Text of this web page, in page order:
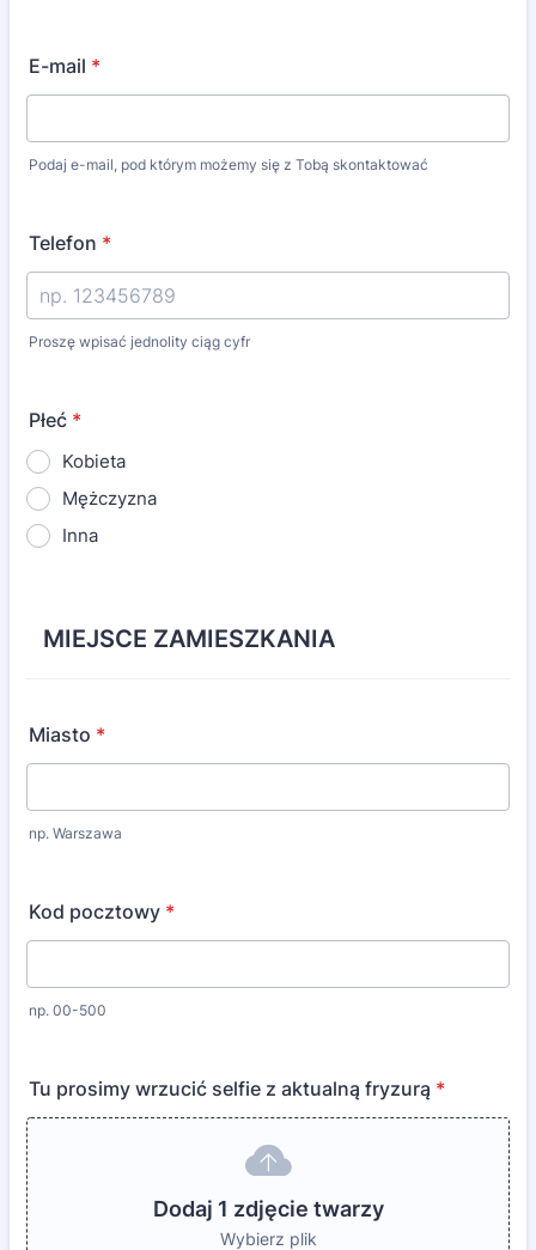
E-mail *
Podaj e-mail, pod którym możemy się z Tobą skontaktować
Telefon *
Proszę wpisać jednolity ciąg cyfr
Płeć *
Kobieta
Mężczyzna
Inna
MIEJSCE ZAMIESZKANIA
Miasto *
np. Warszawa
Kod pocztowy *
np. 00-500
Tu prosimy wrzucić selfie z aktualną fryzurą *
Dodaj 1 zdjęcie twarzy
Wybierz plik